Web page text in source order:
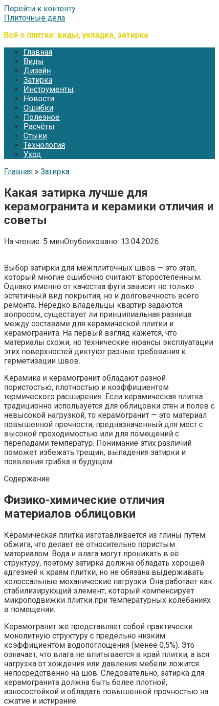
Перейти к контенту
Плиточные дела
Всё о плитке: виды, укладка, затирка
Главная
Виды
Дизайн
Затирка
Инструменты
Новости
Ошибки
Полезное
Расчёты
Стыки
Технология
Уход
Главная » Затирка
Какая затирка лучше для
керамогранита и керамики отличия и
советы
На чтение: 5 минОпубликовано: 13.04.2026
Выбор затирки для межплиточных швов — это этап,
который многие ошибочно считают второстепенным.
Однако именно от качества фуги зависит не только
эстетичный вид покрытия, но и долговечность всего
ремонта. Нередко владельцы квартир задаются
вопросом, существует ли принципиальная разница
между составами для керамической плитки и
керамогранита. На первый взгляд кажется, что
материалы схожи, но технические нюансы эксплуатации
этих поверхностей диктуют разные требования к
герметизации швов.
Керамика и керамогранит обладают разной
пористостью, плотностью и коэффициентом
термического расширения. Если керамическая плитка
традиционно используется для облицовки стен и полов с
невысокой нагрузкой, то керамогранит — это материал
повышенной прочности, предназначенный для мест с
высокой проходимостью или для помещений с
перепадами температур. Понимание этих различий
поможет избежать трещин, выпадения затирки и
появления грибка в будущем.
Содержание
Физико-химические отличия
материалов облицовки
Керамическая плитка изготавливается из глины путем
обжига, что делает её относительно пористым
материалом. Вода и влага могут проникать в её
структуру, поэтому затирка должна обладать хорошей
адгезией к краям плитки, но не обязана выдерживать
колоссальные механические нагрузки. Она работает как
стабилизирующий элемент, который компенсирует
микроподвижки плитки при температурных колебаниях
в помещении.
Керамогранит же представляет собой практически
монолитную структуру с предельно низким
коэффициентом водопоглощения (менее 0,5%). Это
означает, что влага не впитывается в край плитки, а вся
нагрузка от хождения или давления мебели ложится
непосредственно на шов. Следовательно, затирка для
керамогранита должна быть более плотной,
износостойкой и обладать повышенной прочностью на
сжатие и истирание.